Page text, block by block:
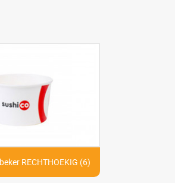
RECHTHOEKIG (6)